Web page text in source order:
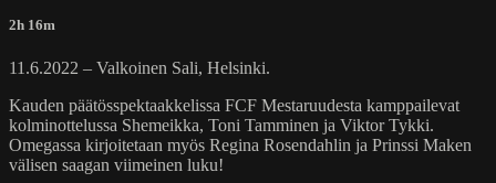
2h 16m
11.6.2022 – Valkoinen Sali, Helsinki.
Kauden päätösspektaakkelissa FCF Mestaruudesta kamppailevat
kolminottelussa Shemeikka, Toni Tamminen ja Viktor Tykki.
Omegassa kirjoitetaan myös Regina Rosendahlin ja Prinssi Maken
välisen saagan viimeinen luku!